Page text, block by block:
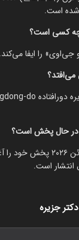
چه کسی است؟
می‌افتد؟
در حال پخش است؟
بله. این مجموعه از اول
است.
جزیره